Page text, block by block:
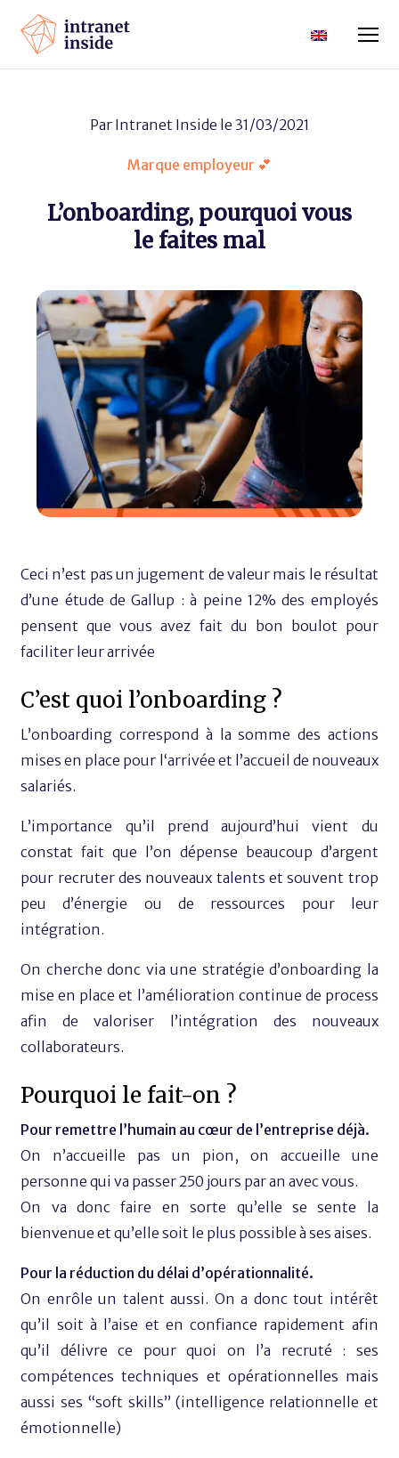
Par Intranet Inside le 31/03/2021
Marque employeur 💕
L’onboarding, pourquoi vous
le faites mal
Ceci n’est pas un jugement de valeur mais le résultat
d’une étude de Gallup : à peine 12% des employés
pensent que vous avez fait du bon boulot pour
faciliter leur arrivée
C’est quoi l’onboarding ?
L’onboarding correspond à la somme des actions
mises en place pour l‘arrivée et l’accueil de nouveaux
salariés.
L’importance qu’il prend aujourd’hui vient du
constat fait que l’on dépense beaucoup d’argent
pour recruter des nouveaux talents et souvent trop
peu d’énergie ou de ressources pour leur
intégration.
On cherche donc via une stratégie d’onboarding la
mise en place et l’amélioration continue de process
afin de valoriser l’intégration des nouveaux
collaborateurs.
Pourquoi le fait-on ?
Pour remettre l’humain au cœur de l’entreprise déjà.
On n’accueille pas un pion, on accueille une
personne qui va passer 250 jours par an avec vous.
On va donc faire en sorte qu’elle se sente la
bienvenue et qu’elle soit le plus possible à ses aises.
Pour la réduction du délai d’opérationnalité.
On enrôle un talent aussi. On a donc tout intérêt
qu’il soit à l’aise et en confiance rapidement afin
qu’il délivre ce pour quoi on l’a recruté : ses
compétences techniques et opérationnelles mais
aussi ses “soft skills” (intelligence relationnelle et
émotionnelle)